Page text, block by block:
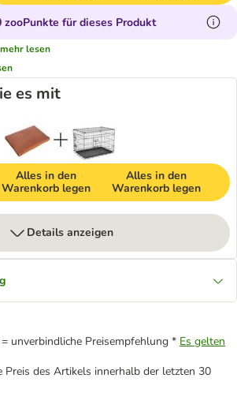
zooPunkte für dieses Produkt
mehr lesen
es mit
Alles in den
Warenkorb legen
Alles in den
Warenkorb legen
Details anzeigen
unverbindliche Preisempfehlung * Es gelten
Preis des Artikels innerhalb der letzten 30